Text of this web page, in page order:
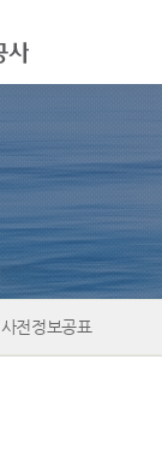
사전정보공표